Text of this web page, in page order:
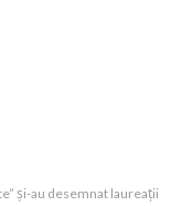
și-au desemnat laureații